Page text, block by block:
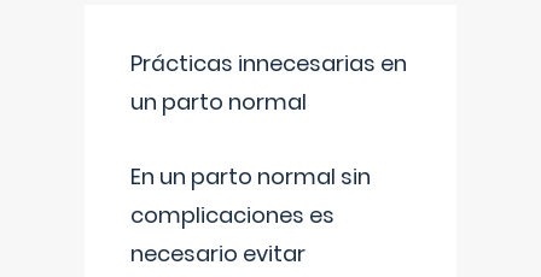
Prácticas innecesarias en
un parto normal
En un parto normal sin
complicaciones es
necesario evitar